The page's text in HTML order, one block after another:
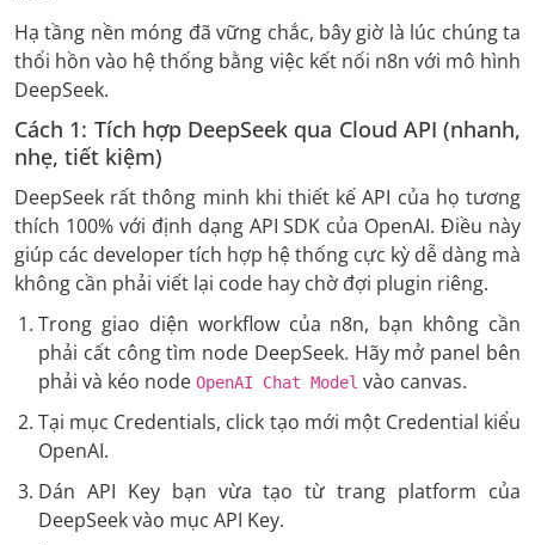
Hạ tầng nền móng đã vững chắc, bây giờ là lúc chúng ta
thổi hồn vào hệ thống bằng việc kết nối n8n với mô hình
DeepSeek.
Cách 1: Tích hợp DeepSeek qua Cloud API (nhanh,
nhẹ, tiết kiệm)
DeepSeek rất thông minh khi thiết kế API của họ tương
thích 100% với định dạng API SDK của OpenAI. Điều này
giúp các developer tích hợp hệ thống cực kỳ dễ dàng mà
không cần phải viết lại code hay chờ đợi plugin riêng.
Trong giao diện workflow của n8n, bạn không cần
phải cất công tìm node DeepSeek. Hãy mở panel bên
phải và kéo node OpenAI Chat Model vào canvas.
Tại mục Credentials, click tạo mới một Credential kiểu
OpenAI.
Dán API Key bạn vừa tạo từ trang platform của
DeepSeek vào mục API Key.